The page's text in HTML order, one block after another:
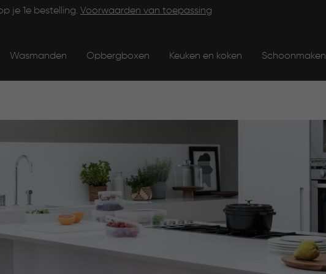
je 1e bestelling. Voorwaarden van toepassing
Wasmanden Opbergboxen Keuken en koken Schoonmaken